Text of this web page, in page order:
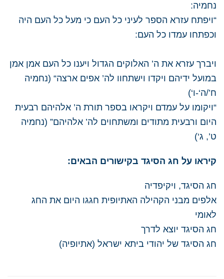
נחמיה:
“ויפתח עזרא הספר לעיני כל העם כי מעל כל העם היה
וכפתחו עמדו כל העם:
ויברך עזרא את ה’ האלוקים הגדול ויענו כל העם אמן אמן
במועל ידיהם ויקדו וישתחוו לה’ אפים ארצה“ (נחמיה
ח’/ה‘-ו‘
)
“ויקומו על עמדם ויקראו בספר תורת ה’ אלהיהם רבעית
היום ורבעית מתודים ומשתחוים לה’ אלהיהם” (נחמיה
ט’, ג‘
)
קיראו על חג הסיגד בקישורים הבאים:
חג הסיגד, ויקיפדיה
אלפים מבני הקהילה האתיופית חגגו היום את החג
לאומי
חג הסיגד יוצא לדרך
חג הסיגד של יהודי ביתא ישראל (אתיופיה)